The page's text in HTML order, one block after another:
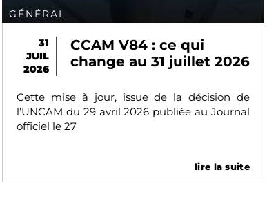
POLITIQUE
31
JUIL
2026
Rejet des factures EBD :
une nouvelle pression
La CNAM a annoncé, par mailing à
l’ensemble des chirurgiens-dentistes libéraux